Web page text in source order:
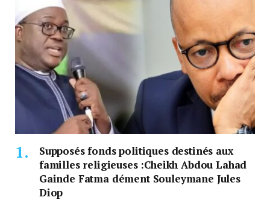
Supposés fonds politiques destinés aux
familles religieuses :Cheikh Abdou Lahad
Gainde Fatma dément Souleymane Jules
Diop